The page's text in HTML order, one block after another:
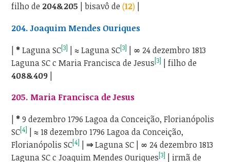
filho de 204&205 |bisavô de(12)
204. Joaquim Mendes Ouriques
|*Laguna SC[3] |≈Laguna SC[3] | ∞ 24 dezembro 1813
Laguna SC c Maria Francisca de Jesus[3] | filho de
408&409 |
205. Maria Francisca de Jesus
|*9 dezembro 1796 Lagoa da Conceição, Florianópolis
SC[4] |≈18 dezembro 1796 Lagoa da Conceição,
Florianópolis SC[4] ⇒Laguna SC | ∞ 24 dezembro 1813
Laguna SC c Joaquim Mendes Ouriques[3] | irmã de